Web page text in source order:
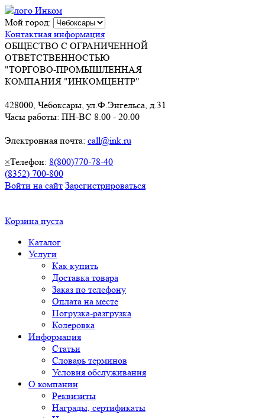
Мой город:
Контактная информация
ОБЩЕСТВО С ОГРАНИЧЕННОЙ
ОТВЕТСТВЕННОСТЬЮ
"ТОРГОВО-ПРОМЫШЛЕННАЯ
КОМПАНИЯ "ИНКОМЦЕНТР"
428000, Чебоксары, ул.Ф.Энгельса, д.31
Часы работы: ПН-ВС 8.00 - 20.00
Электронная почта: call@ink.ru
×Телефон: 8(800)770-78-40
(8352) 700-800
Войти на сайт Зарегистрироваться
Корзина пуста
Каталог
Услуги
Как купить
Доставка товара
Заказ по телефону
Оплата на месте
Погрузка-разгрузка
Колеровка
Информация
Статьи
Словарь терминов
Условия обслуживания
О компании
Реквизиты
Награды, сертификаты